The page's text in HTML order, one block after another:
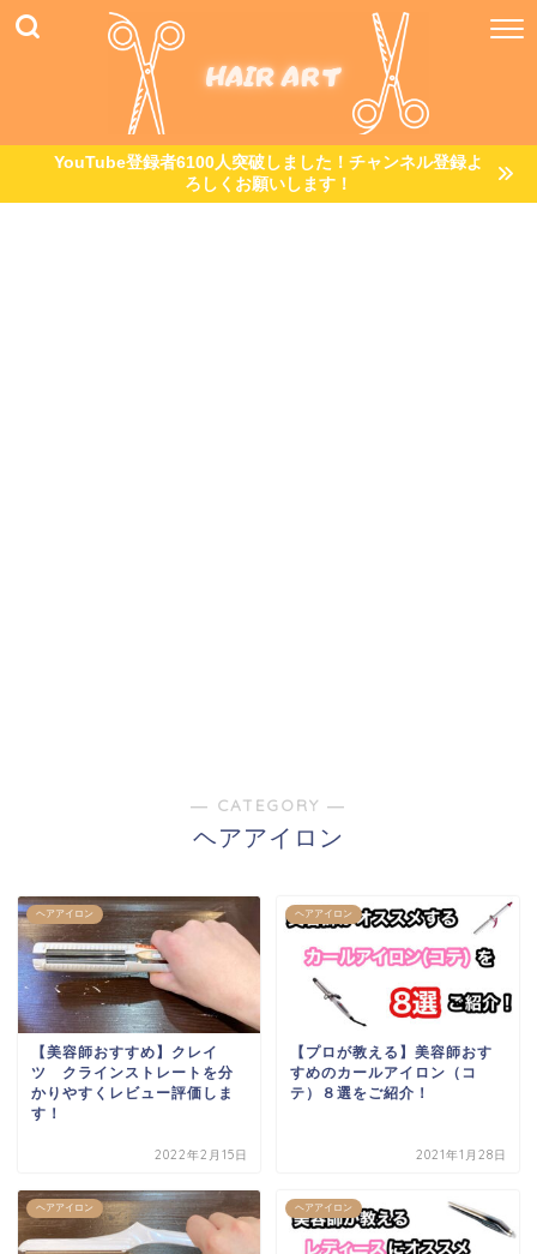
YouTube登録者6100人突破しました！チャンネル登録よ
ろしくお願いします！
― CATEGORY ―
ヘアアイロン
ヘアアイロン
【美容師おすすめ】クレイ
ツ クラインストレートを分
かりやすくレビュー評価しま
す！
2022年2月15日
ヘアアイロン
【プロが教える】美容師おす
すめのカールアイロン（コ
テ）８選をご紹介！
2021年1月28日
ヘアアイロン ヘアアイロン